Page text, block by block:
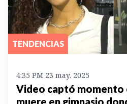
TENDENCIAS
4:35 PM 23 may. 2025
Video captó momento
muere en gimnasio